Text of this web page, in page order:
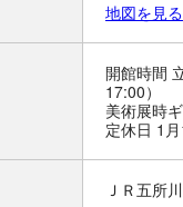
地図を見る
開館時間
17:00）
美術展時
定休日 1
ＪＲ五所